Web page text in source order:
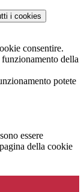
i cookies
consentire.
della
potete
essere
della cookie